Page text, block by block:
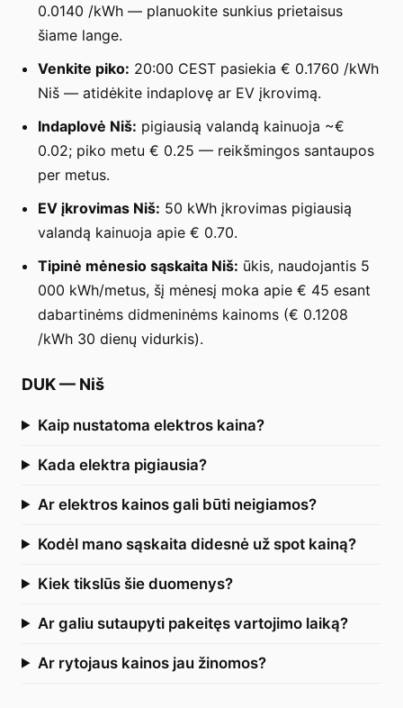
0.0140 /kWh — planuokite sunkius prietaisus
šiame lange.
Venkite piko: 20:00 CEST pasiekia € 0.1760 /kWh
Niš — atidėkite indaplovę ar EV įkrovimą.
Indaplovė Niš: pigiausią valandą kainuoja ~€
0.02; piko metu € 0.25 — reikšmingos santaupos
per metus.
EV įkrovimas Niš: 50 kWh įkrovimas pigiausią
valandą kainuoja apie € 0.70.
Tipinė mėnesio sąskaita Niš: ūkis, naudojantis 5
000 kWh/metus, šį mėnesį moka apie € 45 esant
dabartinėms didmeninėms kainoms (€ 0.1208
/kWh 30 dienų vidurkis).
DUK— Niš
Kaip nustatoma elektros kaina?
Kada elektra pigiausia?
Ar elektros kainos gali būti neigiamos?
Kodėl mano sąskaita didesnė už spot kainą?
Kiek tikslūs šie duomenys?
Ar galiu sutaupyti pakeitęs vartojimo laiką?
Ar rytojaus kainos jau žinomos?